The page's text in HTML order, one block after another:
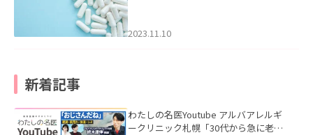
2023.11.10
新着記事
わたしの名医Youtube アルバアレルギ
ークリニック札幌「30代から急に老け